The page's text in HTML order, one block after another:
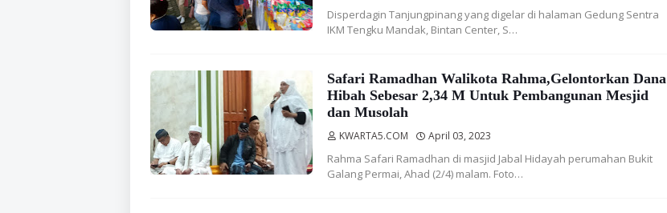
Disperdagin Tanjungpinang yang digelar di halaman Gedung Sentra
IKM Tengku Mandak, Bintan Center, S…
Safari Ramadhan Walikota Rahma,Gelontorkan Dana
Hibah Sebesar 2,34 M Untuk Pembangunan Mesjid
dan Musolah
KWARTA5.COM April 03, 2023
Rahma Safari Ramadhan di masjid Jabal Hidayah perumahan Bukit
Galang Permai, Ahad (2/4) malam. Foto…